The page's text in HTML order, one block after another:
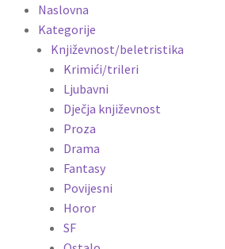
Naslovna
Kategorije
Književnost/beletristika
Krimići/trileri
Ljubavni
Dječja književnost
Proza
Drama
Fantasy
Povijesni
Horor
SF